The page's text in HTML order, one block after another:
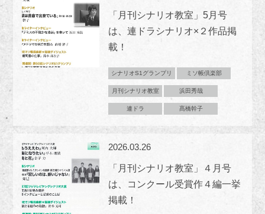
「月刊シナリオ教室」5月号
は、連ドラシナリオ×２作品掲
載！
シナリオS1グランプリ ミソ帳倶楽部
月刊シナリオ教室 浜田秀哉
連ドラ 髙橋幹子
2026.03.26
「月刊シナリオ教室」４月号
は、コンクール受賞作４編一挙
掲載！